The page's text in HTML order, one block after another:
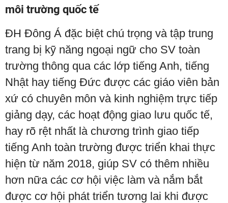
môi trường quốc tế
ĐH Đông Á đặc biệt chú trọng và tập trung
trang bị kỹ năng ngoại ngữ cho SV toàn
trường thông qua các lớp tiếng Anh, tiếng
Nhật hay tiếng Đức được các giáo viên bản
xứ có chuyên môn và kinh nghiệm trực tiếp
giảng dạy, các hoạt động giao lưu quốc tế,
hay rõ rệt nhất là chương trình giao tiếp
tiếng Anh toàn trường được triển khai thực
hiện từ năm 2018, giúp SV có thêm nhiều
hơn nữa các cơ hội việc làm và nắm bắt
được cơ hội phát triển tương lai khi được